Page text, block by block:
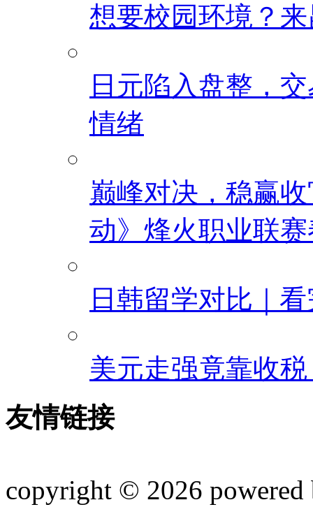
想要校园环境？
日元陷入盘整，
情绪
巅峰对决，稳赢
动》烽火职业联
日韩留学对比｜
美元走强竟靠收
友情链接
copyright © 2026